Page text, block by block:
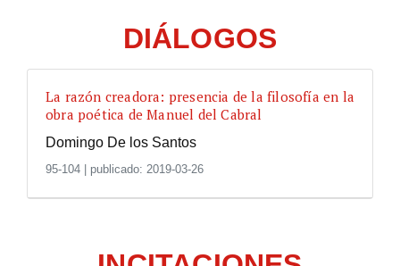
DIÁLOGOS
La razón creadora: presencia de la filosofía en la
obra poética de Manuel del Cabral
Domingo De los Santos
95-104 publicado: 2019-03-26